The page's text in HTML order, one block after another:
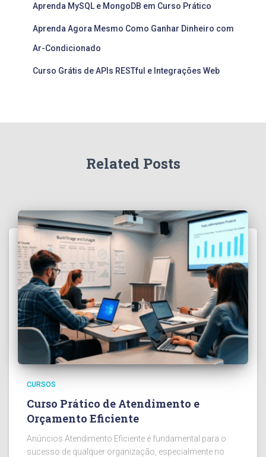
Aprenda MySQL e MongoDB em Curso Prático
Aprenda Agora Mesmo Como Ganhar Dinheiro com
Ar-Condicionado
Curso Grátis de APIs RESTful e Integrações Web
Related Posts
CURSOS
Curso Prático de Atendimento e
Orçamento Eficiente
Anúncios Atendimento Eficiente é fundamental para o
sucesso de qualquer organização, especialmente no